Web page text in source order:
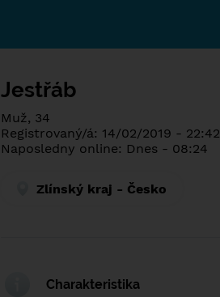
Jestřáb
Muž, 34
Registrovaný/á: 14/02/2019 - 22:42
Naposledny online: Dnes - 08:24
Zlínský kraj - Česko
Charakteristika